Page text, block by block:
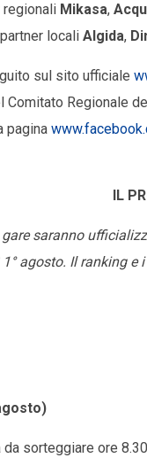
regionali Mikasa,
locali Algida,
sul sito ufficiale
Regionale
pagina
IL
saranno
agosto. Il ranking
sorteggiare ore